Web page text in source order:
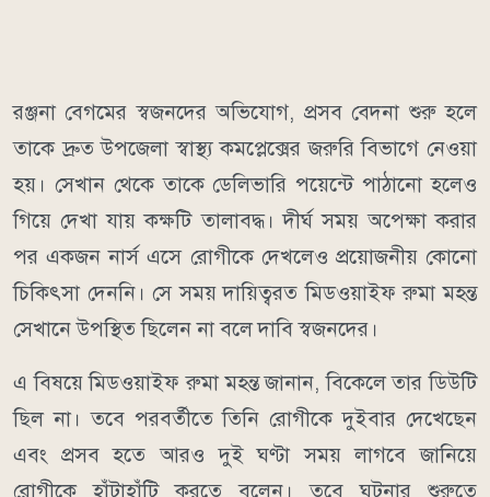
রঞ্জনা বেগমের স্বজনদের অভিযোগ, প্রসব বেদনা শুরু হলে
তাকে দ্রুত উপজেলা স্বাস্থ্য কমপ্লেক্সের জরুরি বিভাগে নেওয়া
হয়। সেখান থেকে তাকে ডেলিভারি পয়েন্টে পাঠানো হলেও
গিয়ে দেখা যায় কক্ষটি তালাবদ্ধ। দীর্ঘ সময় অপেক্ষা করার
পর একজন নার্স এসে রোগীকে দেখলেও প্রয়োজনীয় কোনো
চিকিৎসা দেননি। সে সময় দায়িত্বরত মিডওয়াইফ রুমা মহন্ত
সেখানে উপস্থিত ছিলেন না বলে দাবি স্বজনদের।
এ বিষয়ে মিডওয়াইফ রুমা মহন্ত জানান, বিকেলে তার ডিউটি
ছিল না। তবে পরবর্তীতে তিনি রোগীকে দুইবার দেখেছেন
এবং প্রসব হতে আরও দুই ঘণ্টা সময় লাগবে জানিয়ে
রোগীকে হাঁটাহাঁটি করতে বলেন। তবে ঘটনার শুরুতে